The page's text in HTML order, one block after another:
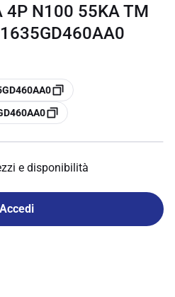
4P N100 55KA TM
e disponibilità
Accedi